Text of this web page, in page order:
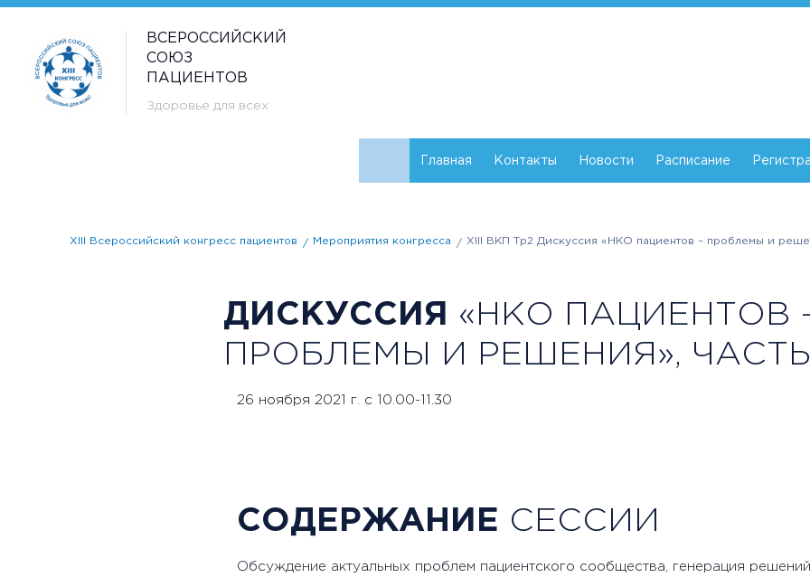
ВСЕРОССИЙСКИЙ
СОЮЗ
ПАЦИЕНТОВ
Здоровье для всех
Главная Контакты Новости Расписание
XIII Всероссийский конгресс пациентов Мероприятия конгресса XIII ВКП Тр2 Дискуссия «НКО пациентов – проблемы и
ДИСКУССИЯ
«НКО ПАЦИЕНТОВ
ПРОБЛЕМЫ И РЕШЕНИЯ», ЧАСТЬ
26 ноября 2021 г. с 10.00-11.30
СОДЕРЖАНИЕ СЕССИИ
Обсуждение актуальных проблем пациентского сообщества, генерация решений.